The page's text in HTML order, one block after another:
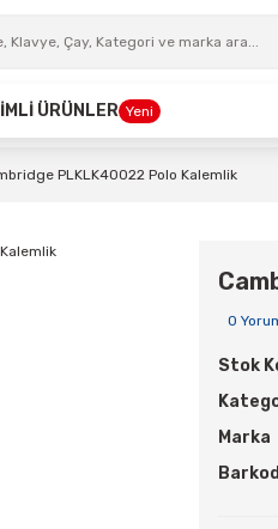
ÜRÜNLER Yeni
PLKLK40022 Polo Kalemlik
0
Stok
Marka